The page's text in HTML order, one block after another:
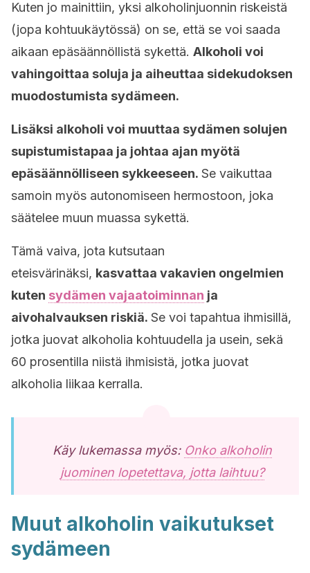
Kuten jo mainittiin, yksi alkoholinjuonnin riskeistä
(jopa kohtuukäytössä) on se, että se voi saada
aikaan epäsäännöllistä sykettä. Alkoholi voi
vahingoittaa soluja ja aiheuttaa sidekudoksen
muodostumista sydämeen.
Lisäksi alkoholi voi muuttaa sydämen solujen
supistumistapaa ja johtaa ajan myötä
epäsäännölliseen sykkeeseen. Se vaikuttaa
samoin myös autonomiseen hermostoon, joka
säätelee muun muassa sykettä.
Tämä vaiva, jota kutsutaan
eteisvärinäksi, kasvattaa vakavien ongelmien
kuten sydämen vajaatoiminnan ja
aivohalvauksen riskiä. Se voi tapahtua ihmisillä,
jotka juovat alkoholia kohtuudella ja usein, sekä
60 prosentilla niistä ihmisistä, jotka juovat
alkoholia liikaa kerralla.
Käy lukemassa myös: Onko alkoholin
juominen lopetettava, jotta laihtuu?
Muut alkoholin vaikutukset
sydämeen